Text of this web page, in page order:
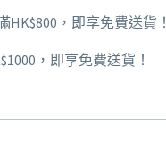
HK$800，即享免費送貨！
，即享免費送貨！